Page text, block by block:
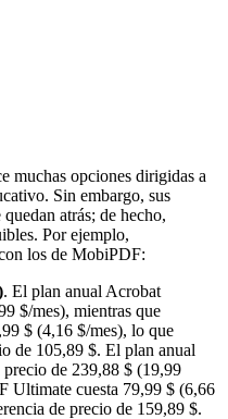
muchas opciones dirigidas a
Sin embargo, sus
atrás; de hecho,
Por ejemplo,
los de MobiPDF:
. El plan anual Acrobat
$/mes), mientras que
$ (4,16 $/mes), lo que
de 105,89 $. El plan anual
de 239,88 $ (19,99
Ultimate cuesta 79,99 $ (6,66
de precio de 159,89 $.